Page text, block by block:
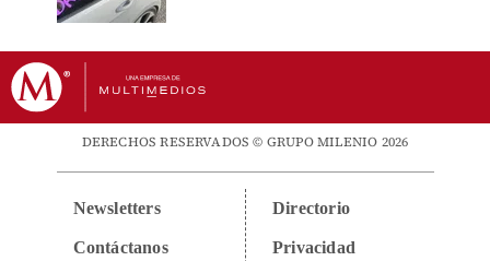
DERECHOS RESERVADOS © GRUPO MILENIO 2026
Newsletters
Contáctanos
Directorio
Privacidad